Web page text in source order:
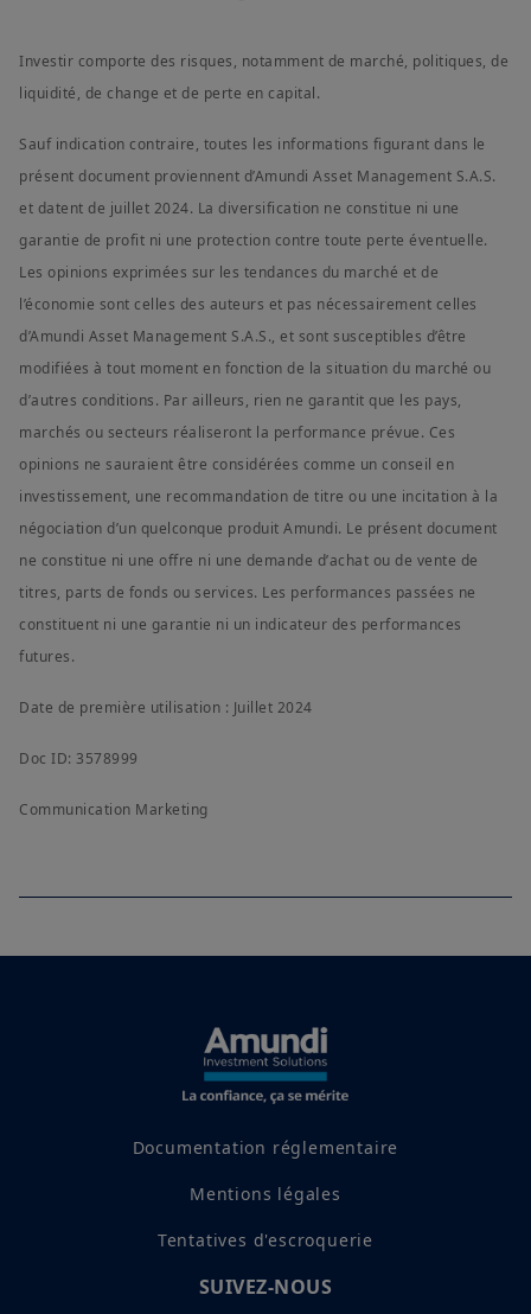
Investir comporte des risques, notamment de marché, politiques, de
liquidité, de change et de perte en capital.
Sauf indication contraire, toutes les informations figurant dans le
présent document proviennent d’Amundi Asset Management S.A.S.
et datent de juillet 2024. La diversification ne constitue ni une
garantie de profit ni une protection contre toute perte éventuelle.
Les opinions exprimées sur les tendances du marché et de
l’économie sont celles des auteurs et pas nécessairement celles
d’Amundi Asset Management S.A.S., et sont susceptibles d’être
modifiées à tout moment en fonction de la situation du marché ou
d’autres conditions. Par ailleurs, rien ne garantit que les pays,
marchés ou secteurs réaliseront la performance prévue. Ces
opinions ne sauraient être considérées comme un conseil en
investissement, une recommandation de titre ou une incitation à la
négociation d’un quelconque produit Amundi. Le présent document
ne constitue ni une offre ni une demande d’achat ou de vente de
titres, parts de fonds ou services. Les performances passées ne
constituent ni une garantie ni un indicateur des performances
futures.
Date de première utilisation : Juillet 2024
Doc ID: 3578999
Communication Marketing
Documentation réglementaire
Mentions légales
Tentatives d'escroquerie
SUIVEZ-NOUS